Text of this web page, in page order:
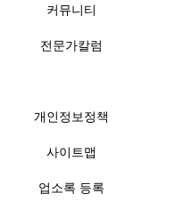
커뮤니티
전문가칼럼
개인정보정책
사이트맵
업소록 등록